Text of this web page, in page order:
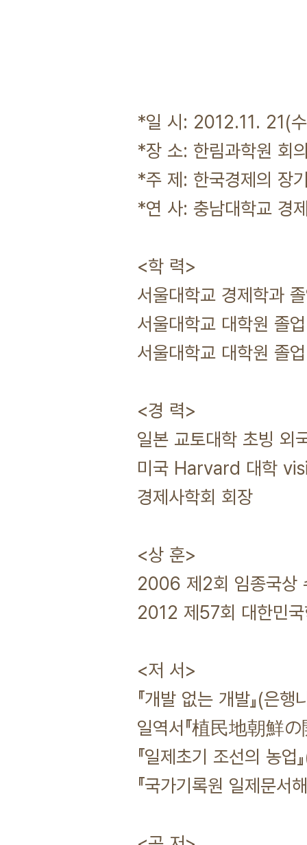
*일 시: 2012.11. 21(
*장 소: 한림과학원 회
*주 제: 한국경제의 장
*연 사: 충남대학교 경
<학 력>
서울대학교 경제학과
서울대학교 대학원 졸
서울대학교 대학원 졸
<경 력>
일본 교토대학 초빙 외
미국 Harvard 대학
경제사학회 회장
<상 훈>
2006 제2회 임종국상
2012 제57회 대한민
<저 서>
『개발 없는 개발』(은
일역서『植民地朝鮮
『일제초기 조선의 농업
『국가기록원 일제문